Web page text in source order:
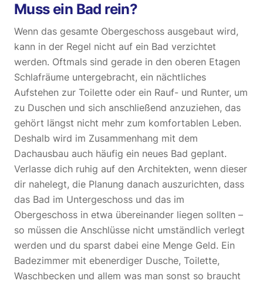
Muss ein Bad rein?
Wenn das gesamte Obergeschoss ausgebaut wird,
kann in der Regel nicht auf ein Bad verzichtet
werden. Oftmals sind gerade in den oberen Etagen
Schlafräume untergebracht, ein nächtliches
Aufstehen zur Toilette oder ein Rauf- und Runter, um
zu Duschen und sich anschließend anzuziehen, das
gehört längst nicht mehr zum komfortablen Leben.
Deshalb wird im Zusammenhang mit dem
Dachausbau auch häufig ein neues Bad geplant.
Verlasse dich ruhig auf den Architekten, wenn dieser
dir nahelegt, die Planung danach auszurichten, dass
das Bad im Untergeschoss und das im
Obergeschoss in etwa übereinander liegen sollten –
so müssen die Anschlüsse nicht umständlich verlegt
werden und du sparst dabei eine Menge Geld. Ein
Badezimmer mit ebenerdiger Dusche, Toilette,
Waschbecken und allem was man sonst so braucht